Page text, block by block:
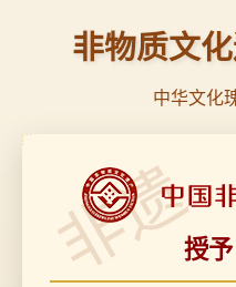
非物质文
中华文化
非遗授